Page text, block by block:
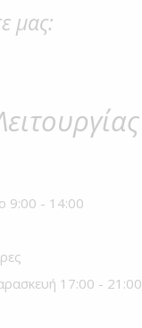
μας:
9:00 - 14:00
17:00 - 21:00